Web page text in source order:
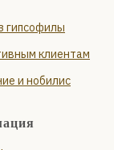
гипсофилы
клиентам
и нобилис